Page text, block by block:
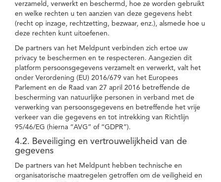
verzameld, verwerkt en beschermd, hoe ze worden gebruikt
en welke rechten u ten aanzien van deze gegevens hebt
(recht op inzage, rechtzetting, bezwaar, enz.), alsmede hoe u
deze rechten kunt uitoefenen.
De partners van het Meldpunt verbinden zich ertoe uw
privacy te beschermen en te respecteren. Aangezien dit
platform persoonsgegevens verzamelt en verwerkt, valt het
onder Verordening (EU) 2016/679 van het Europees
Parlement en de Raad van 27 april 2016 betreffende de
bescherming van natuurlijke personen in verband met de
verwerking van persoonsgegevens en betreffende het vrije
verkeer van die gegevens en tot intrekking van Richtlijn
95/46/EG (hierna “AVG” of “GDPR”).
4.2. Beveiliging en vertrouwelijkheid van de
gegevens
De partners van het Meldpunt hebben technische en
organisatorische maatregelen getroffen om de veiligheid en